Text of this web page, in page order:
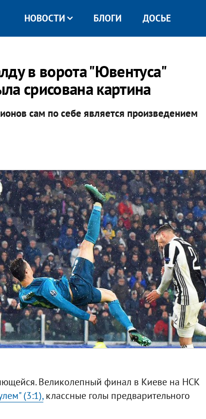
НОВОСТИ БЛОГИ ДОСЬЕ
в ворота "Ювентуса"
срисована картина
сам по себе является произведением
Великолепный финал в Киеве на НСК
(3:1),классные голы предварительного